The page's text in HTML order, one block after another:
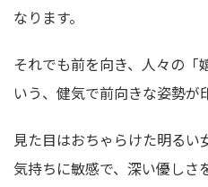
なります。
それでも前を向き、人々の「
いう、健気で前向きな姿勢が
見た目はおちゃらけた明るい
気持ちに敏感で、深い優しさ